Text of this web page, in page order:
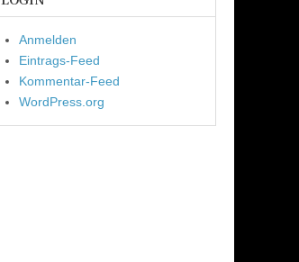
Anmelden
Eintrags-Feed
Kommentar-Feed
WordPress.org